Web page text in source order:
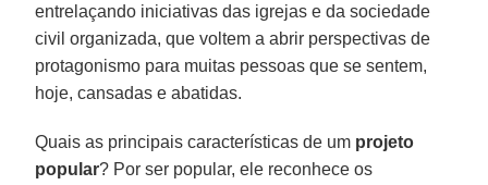
entrelaçando iniciativas das igrejas e da sociedade
civil organizada, que voltem a abrir perspectivas de
protagonismo para muitas pessoas que se sentem,
hoje, cansadas e abatidas.
Quais as principais características de um projeto
popular? Por ser popular, ele reconhece os